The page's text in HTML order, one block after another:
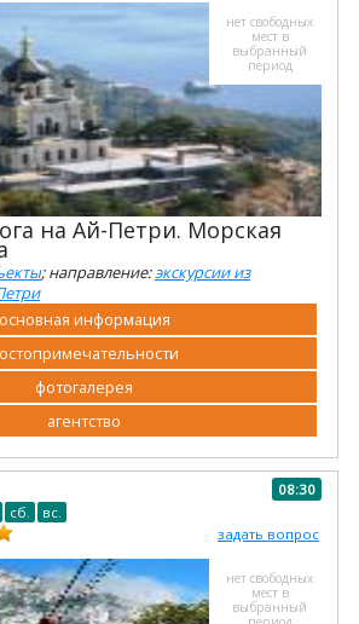
нет свободных
мест в
выбранный
период
на Ай-Петри. Морская
; направление:экскурсии из
основная информация
фотогалерея
агентство
08:30
сб.
вс.
задать вопрос
нет свободных
мест в
выбранный